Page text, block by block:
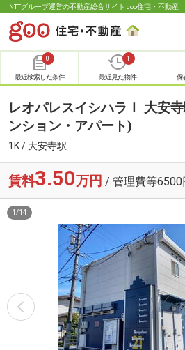
NTTグループ運営の不動産総合サイト goo住宅・不動産
0
最近検索した条件
1
最近見た物件 保
レオパレスイシハラＩ 大安
ンション・アパート)
1K / 大安寺駅
賃料3.50万円 / 管理費等6500
1 /14